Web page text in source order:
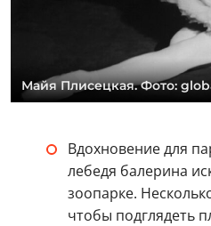
Майя Плисецкая. Фото:
Вдохновение для
лебедя балерина
зоопарке.
чтобы подглядеть